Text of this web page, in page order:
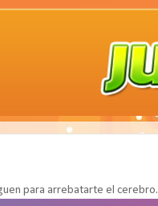
para arrebatarte el cerebro.